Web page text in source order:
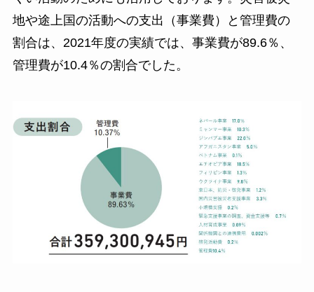
地や途上国の活動への支出（事業費）と管理費の
割合は、2021年度の実績では、事業費が89.6％、
管理費が10.4％の割合でした。